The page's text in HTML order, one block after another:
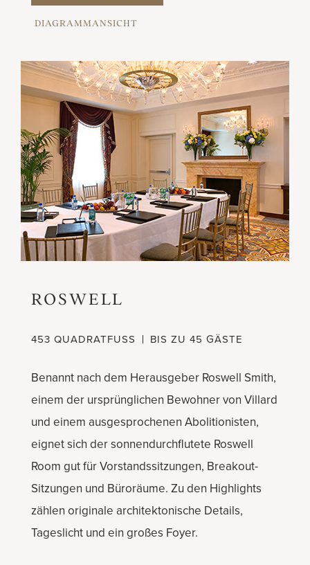
DIAGRAMMANSICHT
ROSWELL
453 QUADRATFUSS BIS ZU 45 GÄSTE
Benannt nach dem Herausgeber Roswell Smith,
einem der ursprünglichen Bewohner von Villard
und einem ausgesprochenen Abolitionisten,
eignet sich der sonnendurchflutete Roswell
Room gut für Vorstandssitzungen, Breakout-
Sitzungen und Büroräume. Zu den Highlights
zählen originale architektonische Details,
Tageslicht und ein großes Foyer.